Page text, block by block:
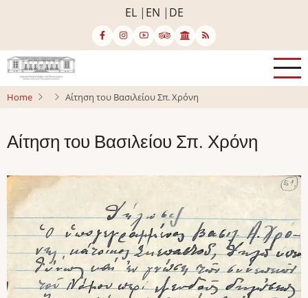
content
EL EN DE
Home Αίτηση του Βασιλείου Σπ. Χρόνη
Αίτηση του Βασιλείου Σπ. Χρόνη
Image